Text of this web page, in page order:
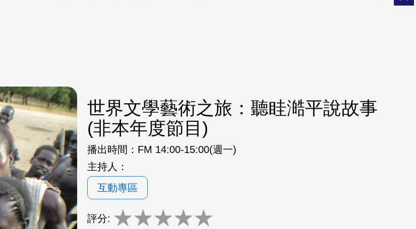
世界文學藝術之旅：聽眭澔平說故事
(非本年度節目)
播出時間： FM 14:00-15:00(週一)
主持人：
互動專區
評分: ★★★★★